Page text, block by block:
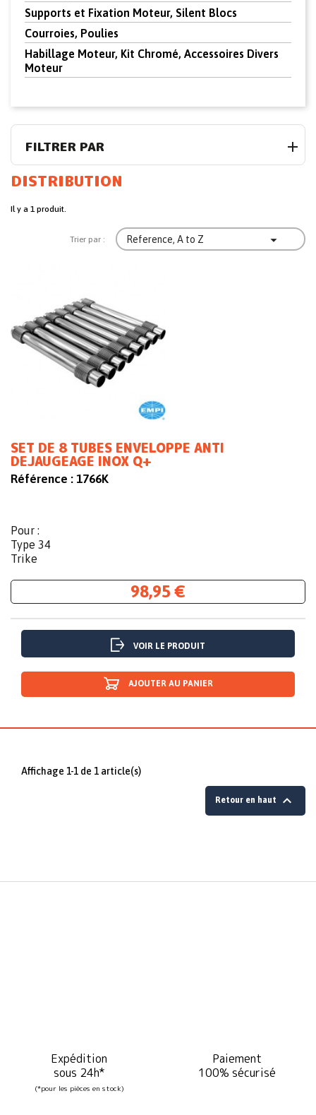
Supports et Fixation Moteur, Silent Blocs
Courroies, Poulies
Habillage Moteur, Kit Chromé, Accessoires Divers
Moteur
FILTRER PAR
DISTRIBUTION
Il y a 1 produit.
Trier par : Reference, A to Z 
SET DE 8 TUBES ENVELOPPE ANTI
DEJAUGEAGE INOX Q+
Référence : 1766K
Pour :
Type 34
Trike
98,95 €
VOIR LE PRODUIT
AJOUTER AU PANIER
Affichage 1-1 de 1 article(s)
Retour en haut 
Expédition
sous 24h*
(*pour les pièces en stock)
Paiement
100% sécurisé